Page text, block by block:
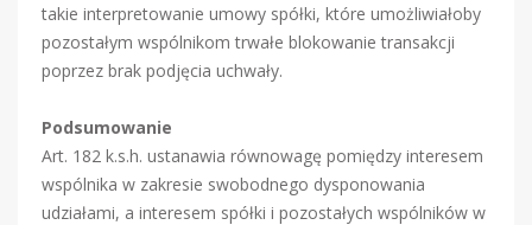
takie interpretowanie umowy spółki, które umożliwiałoby
pozostałym wspólnikom trwałe blokowanie transakcji
poprzez brak podjęcia uchwały.
Podsumowanie
Art. 182 k.s.h. ustanawia równowagę pomiędzy interesem
wspólnika w zakresie swobodnego dysponowania
udziałami, a interesem spółki i pozostałych wspólników w